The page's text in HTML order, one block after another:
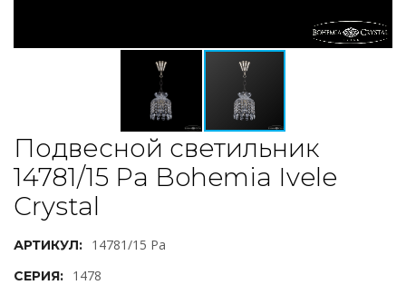
Подвесной светильник
14781/15 Pa Bohemia Ivele
Crystal
АРТИКУЛ: 14781/15 Pa
СЕРИЯ: 1478